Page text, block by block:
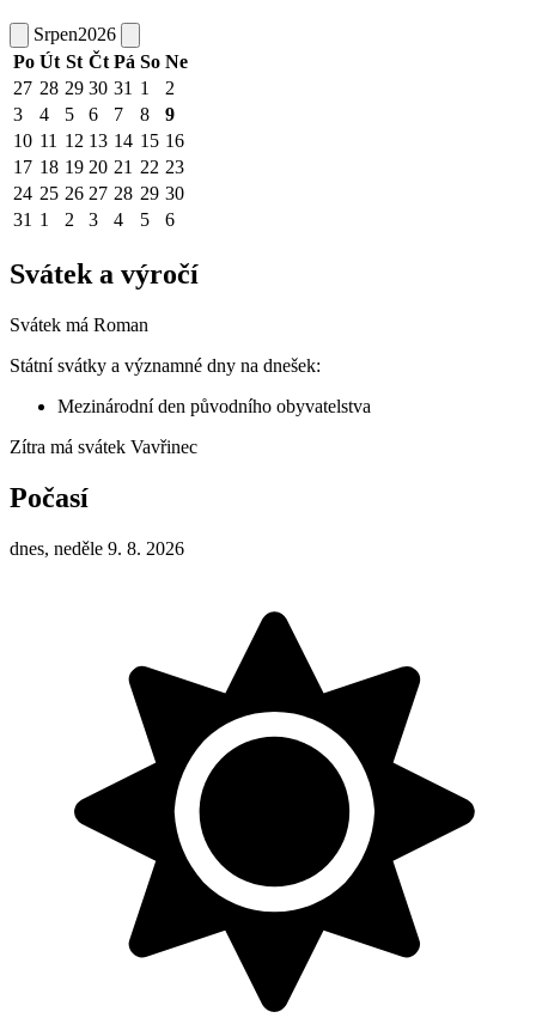
Srpen2026
Po Út St Čt Pá So Ne
27 28 29 30 31 1
2
3
4 5 6 7 8
9
10 11 12 13 14 15 16
17 18 19 20 21 22 23
24 25 26 27 28 29 30
31 1 2 3 4 5 6
Svátek a výročí
Svátek má Roman
Státní svátky a významné dny na dnešek:
Mezinárodní den původního obyvatelstva
Zítra má svátek Vavřinec
Počasí
dnes, neděle 9. 8. 2026